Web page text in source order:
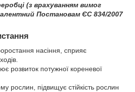
(з врахуванням вимог
Постановам ЄС 834/2007
насіння, сприяє
розвиток потужної кореневої
рослин, підвищує стійкість рослин